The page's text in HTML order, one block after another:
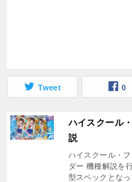
Tweet 0
ハイスクール
説
ハイスクール・
ダー 機種解説を
型スペックとな